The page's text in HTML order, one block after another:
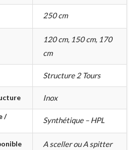
250 cm
120 cm, 150 cm, 170
cm
Structure 2 Tours
Inox
/
Synthétique – HPL
A sceller ou A spitter